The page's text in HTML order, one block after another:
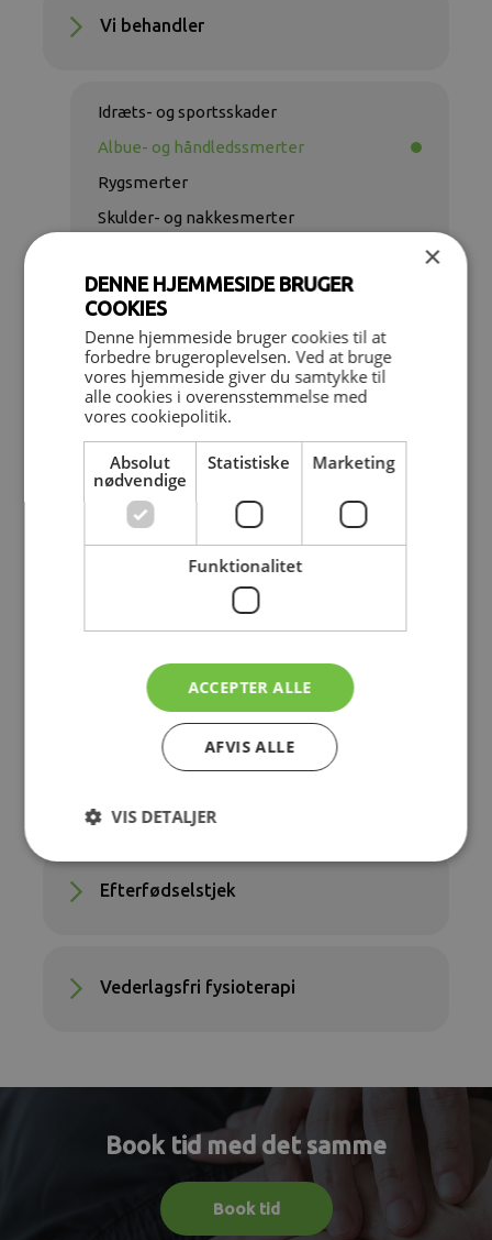
Vi behandler
Idræts- og sportsskader
Albue- og håndledssmerter
Rygsmerter
Skulder- og nakkesmerter
Hovedpine og svimmelhed
Holdtræning
Træning som behandling
Bækkenbund og GynObs
Graviditetsproblemer
Efterfødselstjek
Vederlagsfri fysioterapi
Book tid med det samme
Book tid
×
DENNE HJEMMESIDE BRUGER
COOKIES
Denne hjemmeside bruger cookies til at
forbedre brugeroplevelsen. Ved at bruge
vores hjemmeside giver du samtykke til
alle cookies i overensstemmelse med
vores cookiepolitik.
Absolut
nødvendige
Statistiske Marketing
Funktionalitet
ACCEPTER ALLE
AFVIS ALLE
VIS DETALJER